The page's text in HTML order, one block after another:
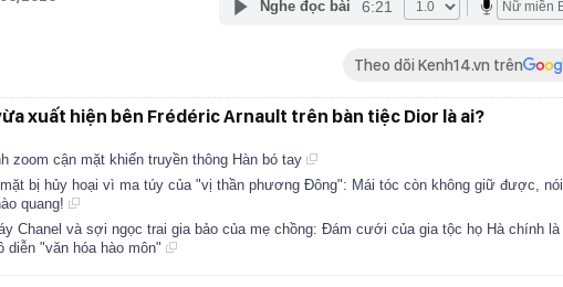
Nghe đọc bài 6:21
Theo dõi Kenh14.vn trên
xuất hiện bên Frédéric Arnault trên bàn tiệc Dior là ai?
zoom cận mặt khiến truyền thông Hàn bó tay
bị hủy hoại vì ma túy của "vị thần phương Đông": Mái tóc còn không giữ được, nói
quang!
Chanel và sợi ngọc trai gia bảo của mẹ chồng: Đám cưới của gia tộc họ Hà chính là
diễn "văn hóa hào môn"